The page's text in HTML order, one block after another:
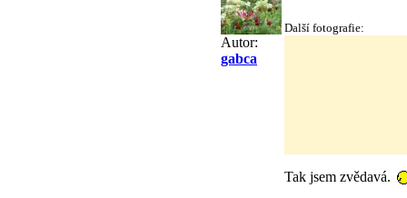
Autor:
gabca
Další fotografie:
Tak jsem zvědavá.